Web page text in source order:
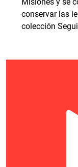
conservar las
colección